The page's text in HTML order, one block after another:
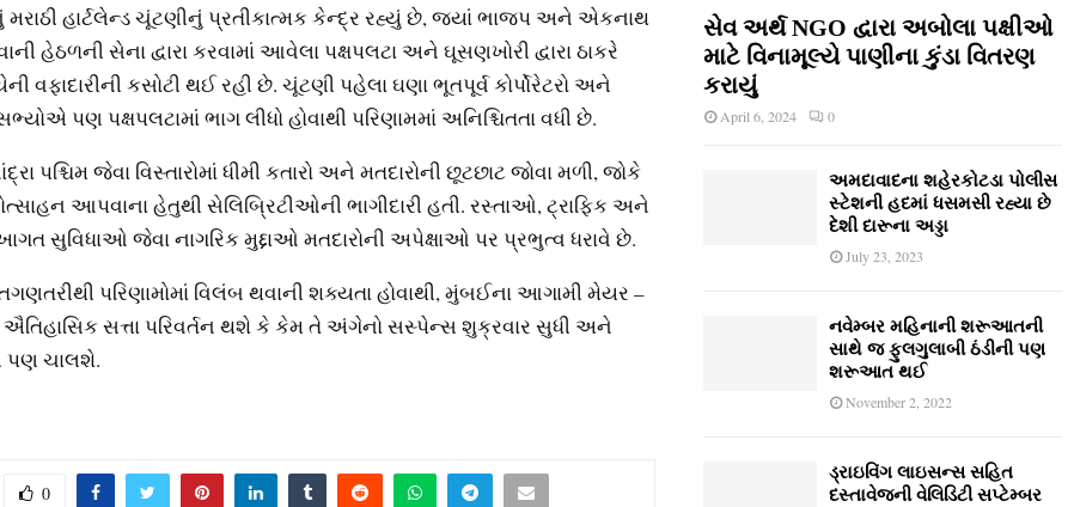
હાર્ટલેન્ડ ચૂંટણીનું પ્રતીકાત્મક કેન્દ્ર રહ્યું છે, જ્યાં ભાજપ અને એકનાથ
હેઠળની સેના દ્વારા કરવામાં આવેલા પક્ષપલટા અને ઘૂસણખોરી દ્વારા ઠાકરે
વફાદારીની કસોટી થઈ રહી છે. ચૂંટણી પહેલા ઘણા ભૂતપૂર્વ કોર્પોરેટરો અને
પણ પક્ષપલટામાં ભાગ લીધો હોવાથી પરિણામમાં અનિશ્ચિતતા વધી છે.
પશ્ચિમ જેવા વિસ્તારોમાં ધીમી કતારો અને મતદારોની છૂટછાટ જોવા મળી, જોકે
આપવાના હેતુથી સેલિબ્રિટીઓની ભાગીદારી હતી. રસ્તાઓ, ટ્રાફિક અને
સુવિધાઓ જેવા નાગરિક મુદ્દાઓ મતદારોની અપેક્ષાઓ પર પ્રભુત્વ ધરાવે છે.
પરિણામોમાં વિલંબ થવાની શક્યતા હોવાથી, મુંબઈના આગામી મેયર –
સત્તા પરિવર્તન થશે કે કેમ તે અંગેનો સસ્પેન્સ શુક્રવાર સુધી અને
પણ ચાલશે.
0
સેવ અર્થ NGO દ્વારા અબોલા પક્ષીઓ
માટે વિનામૂલ્યે પાણીના કુંડા વિતરણ
કરાયું
April 6, 2024 0
અમદાવાદના શહેરકોટડા પોલીસ
સ્ટેશની હદમાં ધસમસી રહ્યા છે
દેશી દારૂના અડ્ડા
July 23, 2023
નવેમ્‍બર મહિનાની શરૂઆતની
સાથે જ ફુલગુલાબી ઠંડીની પણ
શરૂઆત થઈ
November 2, 2022
ડ્રાઇવિંગ લાઇસન્સ સહિત
દસ્તાવેજની વેલિડિટી સપ્ટેમ્બર